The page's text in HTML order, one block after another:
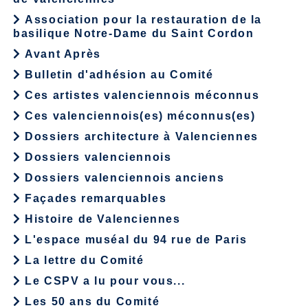
Association pour la restauration de la
basilique Notre-Dame du Saint Cordon
Avant Après
Bulletin d'adhésion au Comité
Ces artistes valenciennois méconnus
Ces valenciennois(es) méconnus(es)
Dossiers architecture à Valenciennes
Dossiers valenciennois
Dossiers valenciennois anciens
Façades remarquables
Histoire de Valenciennes
L'espace muséal du 94 rue de Paris
La lettre du Comité
Le CSPV a lu pour vous...
Les 50 ans du Comité